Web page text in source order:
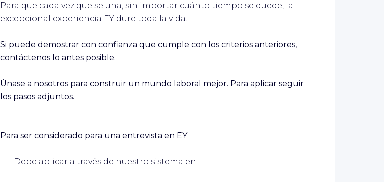
Para que cada vez que se una, sin importar cuánto tiempo se quede, la
excepcional experiencia EY dure toda la vida.
Si puede demostrar con confianza que cumple con los criterios anteriores,
contáctenos lo antes posible.
Únase a nosotros para construir un mundo laboral mejor. Para aplicar seguir
los pasos adjuntos.
Para ser considerado para una entrevista en EY
· Debe aplicar a través de nuestro sistema en